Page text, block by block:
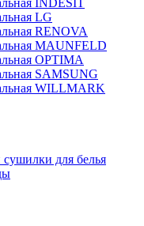
INDESIT
LG
RENOVA
MAUNFELD
OPTIMA
SAMSUNG
WILLMARK
для белья